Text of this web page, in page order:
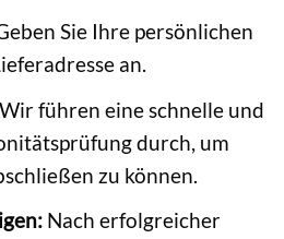
Sie Ihre persönlichen
an.
führen eine schnelle und
durch, um
zu können.
Nach erfolgreicher